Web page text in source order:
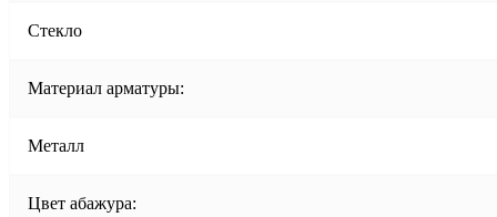
Стекло
Материал арматуры:
Металл
Цвет абажура: